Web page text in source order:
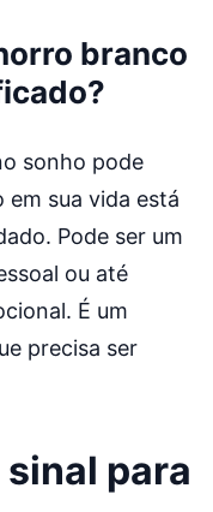
branco
sonho pode
em sua vida está
Pode ser um
ou até
É um
precisa ser
para